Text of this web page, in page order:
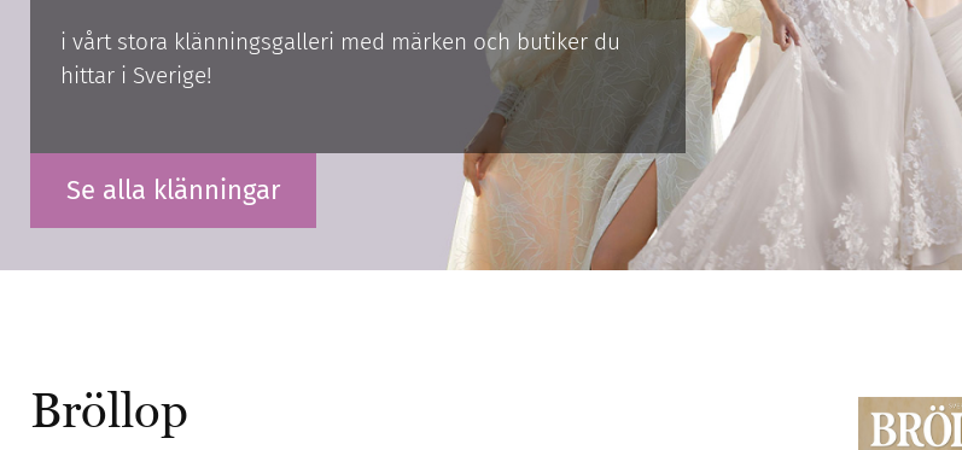
i vårt stora klänningsgalleri med märken och butiker du
hittar i Sverige!
Se alla klänningar
Bröllop